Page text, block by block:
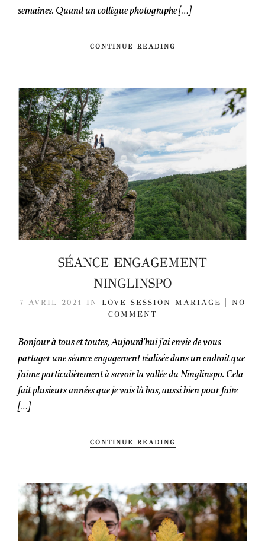
semaines. Quand un collègue photographe […]
CONTINUE READING
SÉANCE ENGAGEMENT
NINGLINSPO
7 AVRIL 2021 IN LOVE SESSION MARIAGE
NO
COMMENT
Bonjour à tous et toutes, Aujourd’hui j’ai envie de vous
partager une séance engagement réalisée dans un endroit que
j’aime particulièrement à savoir la vallée du Ninglinspo. Cela
fait plusieurs années que je vais là bas, aussi bien pour faire
[…]
CONTINUE READING